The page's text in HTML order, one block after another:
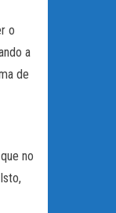
o
a
de
no